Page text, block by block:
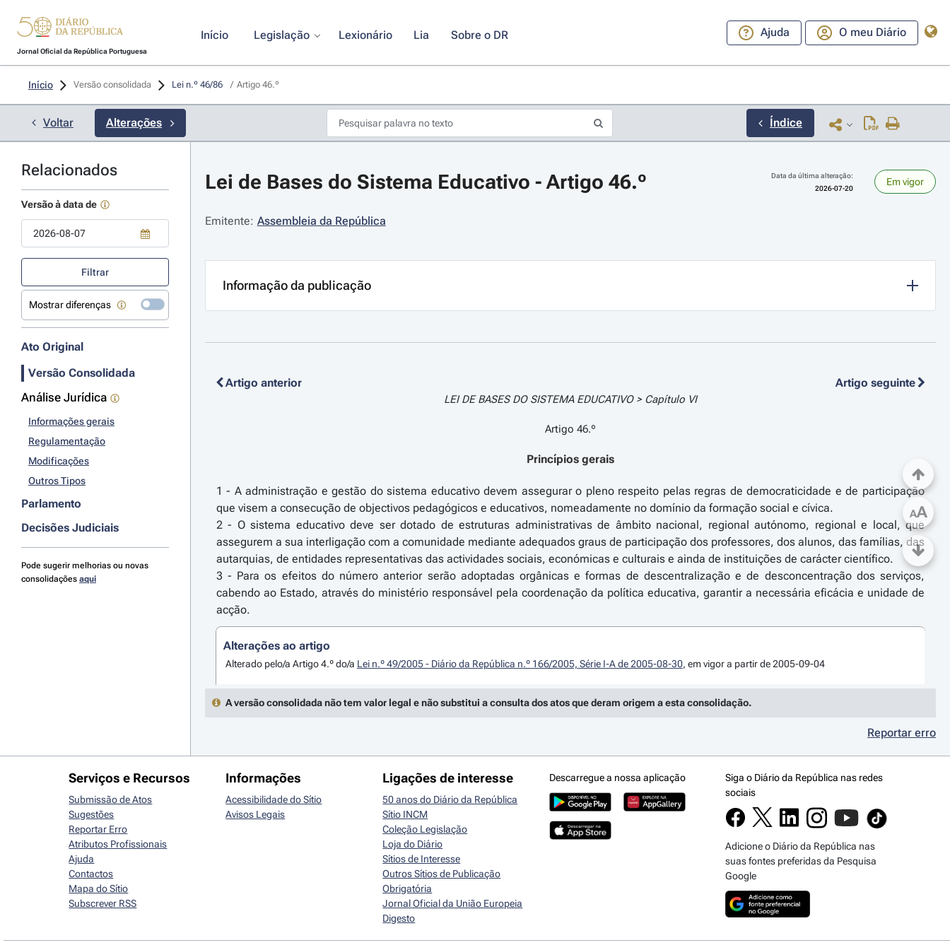
Jornal Oficial da República Portuguesa
Início Legislação Lexionário Lia Sobre o DR Ajuda O meu Diário
Início Versão consolidada Lei n.º 46/86 / Artigo 46.º
Voltar Alterações Índice
Relacionados
Versão à data de
Filtrar
Mostrar diferenças
Ato Original
Versão Consolidada
Análise Jurídica
Informações gerais
Regulamentação
Modificações
Outros Tipos
Parlamento
Decisões Judiciais
Pode sugerir melhorias ou novas
consolidações aqui
Lei de Bases do Sistema Educativo - Artigo 46.º
Data da última alteração:
2026-07-20
Em vigor
Emitente: Assembleia da República
Informação da publicação
Artigo anterior Artigo seguinte
LEI DE BASES DO SISTEMA EDUCATIVO > Capítulo VI
Artigo 46.º
Princípios gerais
1 - A administração e gestão do sistema educativo devem assegurar o pleno respeito pelas regras de democraticidade e de participação
que visem a consecução de objectivos pedagógicos e educativos, nomeadamente no domínio da formação social e cívica.
2 - O sistema educativo deve ser dotado de estruturas administrativas de âmbito nacional, regional autónomo, regional e local, que
assegurem a sua interligação com a comunidade mediante adequados graus de participação dos professores, dos alunos, das famílias, das
autarquias, de entidades representativas das actividades sociais, económicas e culturais e ainda de instituições de carácter científico.
3 - Para os efeitos do número anterior serão adoptadas orgânicas e formas de descentralização e de desconcentração dos serviços,
cabendo ao Estado, através do ministério responsável pela coordenação da política educativa, garantir a necessária eficácia e unidade de
acção.
Alterações ao artigo
Alterado pelo/a Artigo 4.º do/a Lei n.º 49/2005 - Diário da República n.º 166/2005, Série I-A de 2005-08-30, em vigor a partir de 2005-09-04
A versão consolidada não tem valor legal e não substitui a consulta dos atos que deram origem a esta consolidação.
Reportar erro
AA
Serviços e Recursos
Submissão de Atos
Sugestões
Reportar Erro
Atributos Profissionais
Ajuda
Contactos
Mapa do Sítio
Subscrever RSS
Informações
Acessibilidade do Sítio
Avisos Legais
Ligações de interesse
50 anos do Diário da República
Sítio INCM
Coleção Legislação
Loja do Diário
Sítios de Interesse
Outros Sítios de Publicação
Obrigatória
Jornal Oficial da União Europeia
Digesto
Descarregue a nossa aplicação
Siga o Diário da República nas redes
sociais
Adicione o Diário da República nas
suas fontes preferidas da Pesquisa
Google